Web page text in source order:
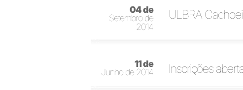
04 de
Setembro de
2014
ULBRA
11 de
Junho de 2014
Inscrições